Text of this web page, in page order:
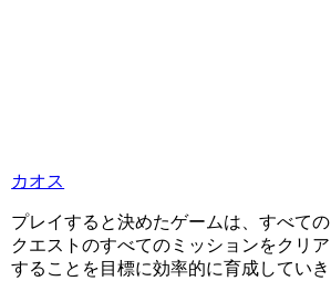
カオス
プレイすると決めたゲームは、すべての
クエストのすべてのミッションをクリア
することを目標に効率的に育成していき